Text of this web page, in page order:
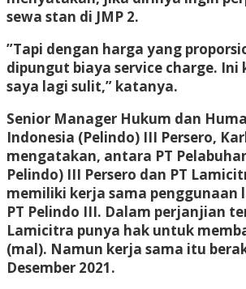
sewa stan di JMP 2.
”Tapi dengan harga yang
dipungut biaya service charge. Ini
saya lagi sulit,” katanya.
Senior Manager Hukum dan
Indonesia (Pelindo) III Persero,
mengatakan, antara PT
Pelindo) III Persero dan PT
memiliki kerja sama penggunaan
PT Pelindo III. Dalam perjanjian
Lamicitra punya hak untuk
(mal). Namun kerja sama itu
Desember 2021.